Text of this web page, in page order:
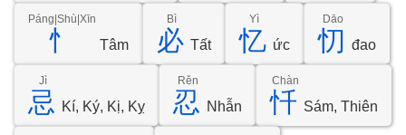
忄
Páng|Shù|Xīn
Tâm 必
Bì
Tất 忆
Yì
ức 忉
Dāo
đao
忌
Jì
Kí, Ký, Kị, Kỵ 忍
Rěn
Nhẫn 忏
Chàn
Sám, Thiên